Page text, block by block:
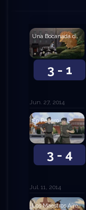
3 - 1
Una Bocanada de Aire Fresco
Jun. 27, 2014
3 - 4
En Peligro
Jul. 11, 2014
Los Maestros Aire Originales